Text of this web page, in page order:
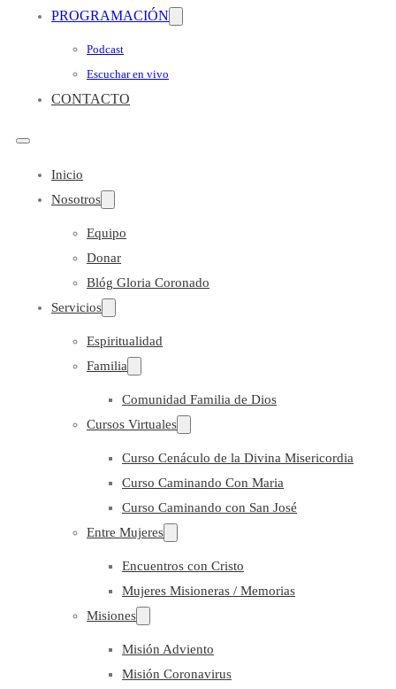
PROGRAMACIÓN
Podcast
Escuchar en vivo
CONTACTO
Inicio
Nosotros
Equipo
Donar
Blóg Gloria Coronado
Servicios
Espiritualidad
Familia
Comunidad Familia de Dios
Cursos Virtuales
Curso Cenáculo de la Divina Misericordia
Curso Caminando Con Maria
Curso Caminando con San José
Entre Mujeres
Encuentros con Cristo
Mujeres Misioneras / Memorias
Misiones
Misión Adviento
Misión Coronavirus